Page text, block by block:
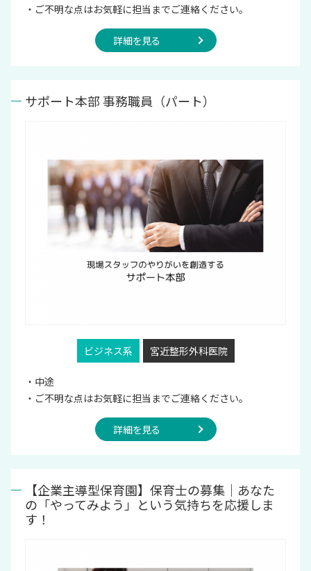
・ご不明な点はお気軽に担当までご連絡ください。
詳細を見る
サポート本部 事務職員（パート）
ビジネス系 宮近整形外科医院
・中途
・ご不明な点はお気軽に担当までご連絡ください。
詳細を見る
【企業主導型保育園】保育士の募集｜あなた
の「やってみよう」という気持ちを応援しま
す！